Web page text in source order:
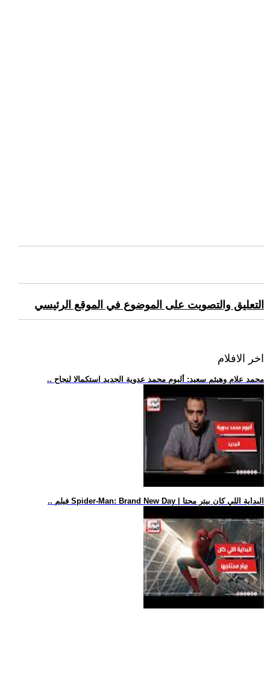
التعليق والتصويت على الموضوع في الموقع الرئيسي
اخر الافلام
.. محمد علام وهيثم سعيد: ألبوم محمد عدوية الجديد استكمالا لنجاح
.. فيلم Spider-Man: Brand New Day | البداية اللي كان بيتر محتا